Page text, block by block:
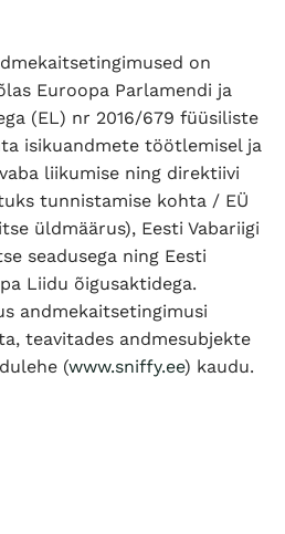
on
Euroopa Parlamendi ja
(EL) nr 2016/679 füüsiliste
isikuandmete töötlemisel ja
liikumise ning direktiivi
tunnistamise kohta / EÜ
üldmäärus), Eesti Vabariigi
seadusega ning Eesti
Liidu õigusaktidega.
andmekaitsetingimusi
teavitades andmesubjekte
(www.sniffy.ee) kaudu.